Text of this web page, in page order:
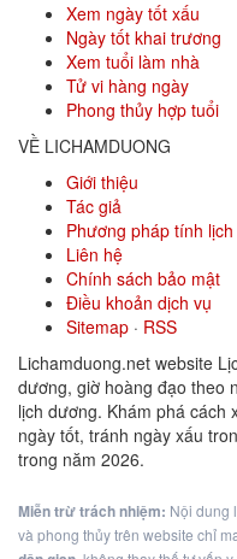
Xem ngày tốt xấu
Ngày tốt khai trương
Xem tuổi làm nhà
Tử vi hàng ngày
Phong thủy hợp tuổi
VỀ LICHAMDUONG
Giới thiệu
Tác giả
Phương pháp tính lịch
Liên hệ
Chính sách bảo mật
Điều khoản dịch vụ
Sitemap · RSS
Lichamduong.net website
dương, giờ hoàng đạo theo
lịch dương. Khám phá cách
ngày tốt, tránh ngày xấu
trong năm 2026.
Miễn trừ trách nhiệm: Nội dung
và phong thủy trên website chỉ